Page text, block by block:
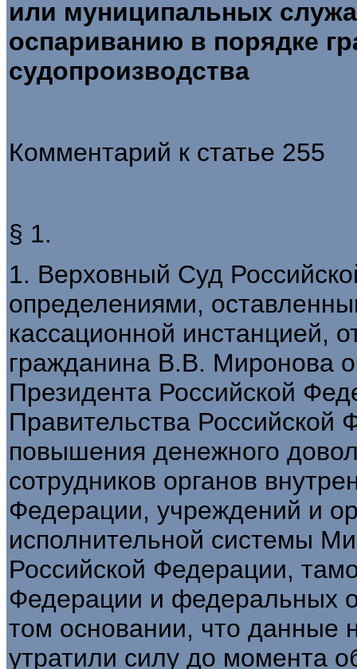
или муниципальных
оспариванию в порядке
судопроизводства
Комментарий к статье 255
§ 1.
1. Верховный Суд
определениями,
кассационной инстанцией,
гражданина В.В. Миронова
Президента Российской
Правительства
повышения денежного
сотрудников органов
Федерации, учреждений и
исполнительной системы
Российской Федерации,
Федерации и федеральных
том основании, что данные
утратили силу до момента